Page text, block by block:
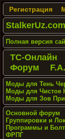
Регистрация
Полная версия
ТС-Онлайн
Форум
Моды для Тень
Моды для Чистое
Моды для Зов
Основной форум
Группировки и
Программы и
ФРПГ